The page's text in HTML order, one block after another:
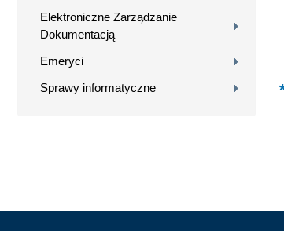
Elektroniczne Zarządzanie
Dokumentacją
Emeryci
Sprawy informatyczne